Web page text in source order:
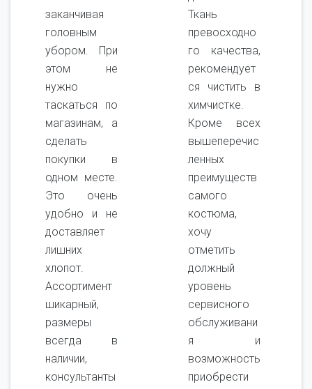
заканчивая
головным
убором. При
этом не
нужно
таскаться по
магазинам, а
сделать
покупки в
одном месте.
Это очень
удобно и не
доставляет
лишних
хлопот.
Ассортимент
шикарный,
размеры
всегда в
наличии,
консультанты
Ткань
превосходно
го качества,
рекомендует
ся чистить в
химчистке.
Кроме всех
вышеперечис
ленных
преимуществ
самого
костюма,
хочу
отметить
должный
уровень
сервисного
обслуживани
я и
возможность
приобрести